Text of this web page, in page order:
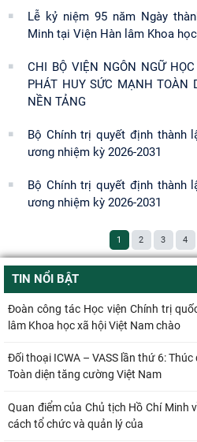
Lễ kỷ niệm 95 năm Ngày
Minh tại Viện Hàn lâm Khoa
CHI BỘ VIỆN NGÔN NGỮ
PHÁT HUY SỨC MẠNH TOÀN
NỀN TẢNG
Bộ Chính trị quyết định thành
ương nhiệm kỳ 2026-2031
Bộ Chính trị quyết định thành
ương nhiệm kỳ 2026-2031
1 2 3 4
TIN NỔI BẬT
Đoàn công tác Học viện Chính trị
lâm Khoa học xã hội Việt Nam chào
Đối thoại ICWA – VASS lần thứ 6:
Toàn diện tăng cường Việt Nam
Quan điểm của Chủ tịch Hồ Chí Minh
cách tổ chức và quản lý của